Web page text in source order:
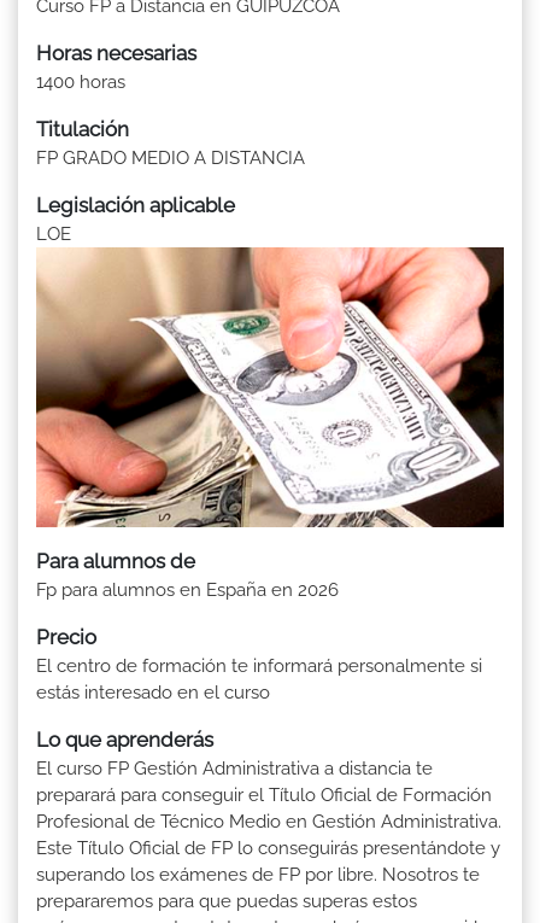
Curso FP a Distancia en GUIPUZCOA
Horas necesarias
1400 horas
Titulación
FP GRADO MEDIO A DISTANCIA
Legislación aplicable
LOE
Para alumnos de
Fp para alumnos en España en 2026
Precio
El centro de formación te informará personalmente si
estás interesado en el curso
Lo que aprenderás
El curso FP Gestión Administrativa a distancia te
preparará para conseguir el Título Oficial de Formación
Profesional de Técnico Medio en Gestión Administrativa.
Este Título Oficial de FP lo conseguirás presentándote y
superando los exámenes de FP por libre. Nosotros te
prepararemos para que puedas superas estos